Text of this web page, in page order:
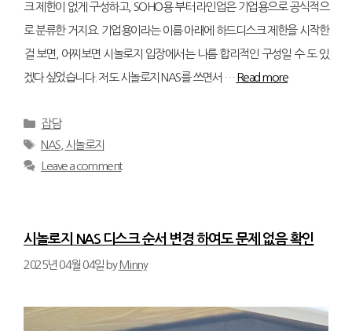
크 제한이 없게 구성하고, SOHO용 부터 라인업은 기업용으로 공식적으
로 분류한 거지요. 기업용이라는 이름 아래에 하드디스크 제한을 시작한
걸 보면, 어찌보면 시놀로지 입장에서는 나름 합리적인 구성일 수 도 있
겠다 싶었습니다. 저도 시놀로지 NAS를 쓰면서 … Read more
Categories
잡담
Tags
NAS, 시놀로지
Leave a comment
시놀로지 NAS 디스크 순서 변경 하여도 문제 없음 확인
2025년 04월 04일 by Minny